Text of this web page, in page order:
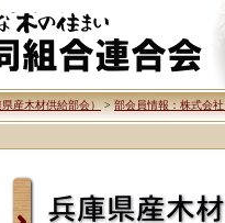
合会
産木材供給部会）> 部会員情報：株式会
兵庫県産木材の注文